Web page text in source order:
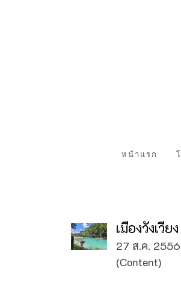
หน้าแรก
เมืองวังเวียง
27 ส.ค. 2556
(Content)